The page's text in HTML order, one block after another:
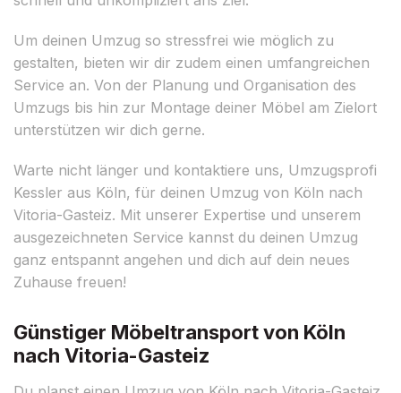
Um deinen Umzug so stressfrei wie möglich zu
gestalten, bieten wir dir zudem einen umfangreichen
Service an. Von der Planung und Organisation des
Umzugs bis hin zur Montage deiner Möbel am Zielort
unterstützen wir dich gerne.
Warte nicht länger und kontaktiere uns, Umzugsprofi
Kessler aus Köln, für deinen Umzug von Köln nach
Vitoria-Gasteiz. Mit unserer Expertise und unserem
ausgezeichneten Service kannst du deinen Umzug
ganz entspannt angehen und dich auf dein neues
Zuhause freuen!
Günstiger Möbeltransport von Köln
nach Vitoria-Gasteiz